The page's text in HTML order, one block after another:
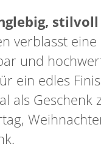
verblasst
und
ein edles
als Geschenk